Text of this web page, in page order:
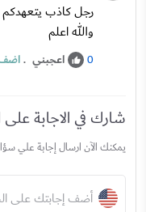
رجل كاذب
والله اعلم
0 اعجبني .
شارك في الاجابة
يمكنك الآن ارسال إجابة علي
أضف إجابتك على